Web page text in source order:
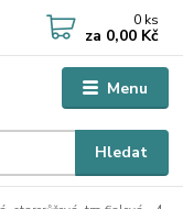
Menu
Hledat
0 ks
za 0,00 Kč